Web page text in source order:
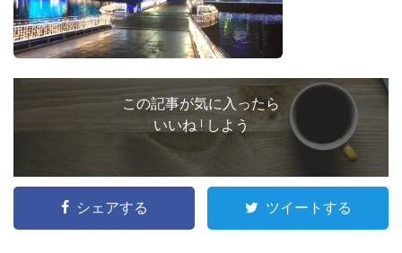
この記事が気に入ったら
いいね ! しよう
シェアする ツイートする